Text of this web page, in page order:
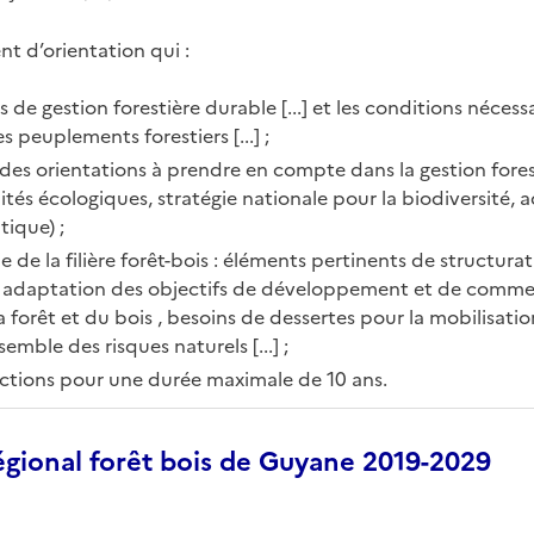
d’orientation qui :
de gestion forestière durable [...] et les conditions
peuplements forestiers [...] ;
orientations à prendre en compte dans la gestion
écologiques, stratégie nationale pour la biodiversité,
;
de la filière forêt-bois : éléments pertinents de
adaptation des objectifs de développement et de
forêt et du bois , besoins de dessertes pour la
des risques naturels [...] ;
pour une durée maximale de 10 ans.
forêt bois de Guyane 2019-2029